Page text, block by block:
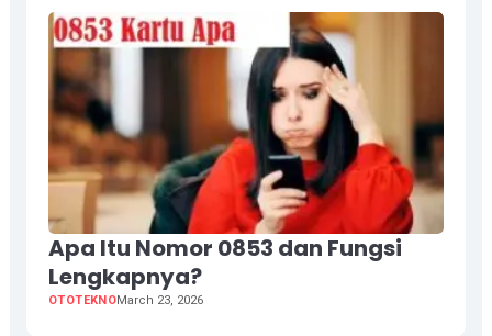
Apa Itu Nomor 0853 dan Fungsi
Lengkapnya?
OTOTEKNOMarch 23, 2026